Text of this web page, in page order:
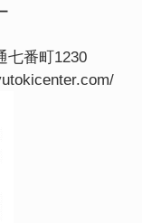
七番町1230